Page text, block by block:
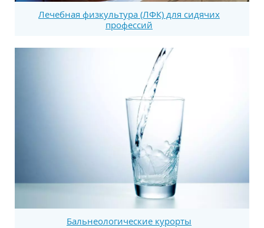
Лечебная физкультура (ЛФК) для сидячих
профессий
Бальнеологические курорты